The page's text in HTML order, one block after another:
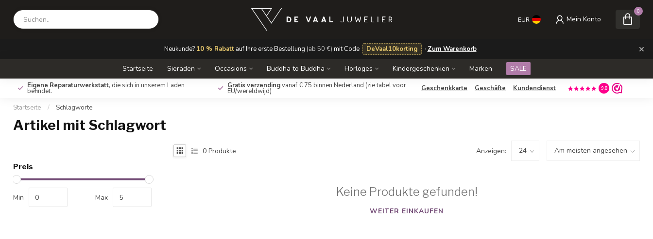
Neukunde? 10 % Rabattauf Ihre erste Bestellung (ab 50 €) mit Code DeVaal10korting · Zum Warenkorb ×
EUR Mein Konto
0
Startseite Sieraden Occasions Buddha to Buddha Horloges Kindergeschenken Marken SALE
Eigene Reparaturwerkstatt, die sich in unserem Laden
befindet.
Gratis verzendingvanaf € 75 binnen Nederland (zie tabel voor
EU/wereldwijd) Geschenkkarte Geschäfte Kundendienst 9.8
Startseite / Schlagworte
Artikel mit Schlagwort
Preis
Min Max
0 Produkte Anzeigen:
Keine Produkte gefunden!
WEITER EINKAUFEN